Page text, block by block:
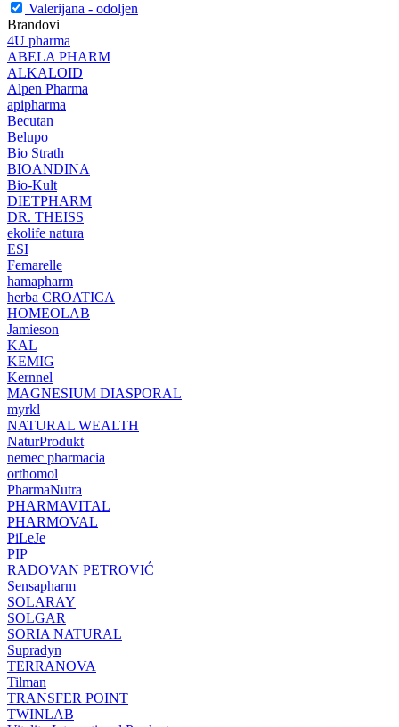
Valerijana - odoljen
Brandovi
4U pharma
ABELA PHARM
ALKALOID
Alpen Pharma
apipharma
Becutan
Belupo
Bio Strath
BIOANDINA
Bio-Kult
DIETPHARM
DR. THEISS
ekolife natura
ESI
Femarelle
hamapharm
herba CROATICA
HOMEOLAB
Jamieson
KAL
KEMIG
Kernnel
MAGNESIUM DIASPORAL
myrkl
NATURAL WEALTH
NaturProdukt
nemec pharmacia
orthomol
PharmaNutra
PHARMAVITAL
PHARMOVAL
PiLeJe
PIP
RADOVAN PETROVIĆ
Sensapharm
SOLARAY
SOLGAR
SORIA NATURAL
Supradyn
TERRANOVA
Tilman
TRANSFER POINT
TWINLAB